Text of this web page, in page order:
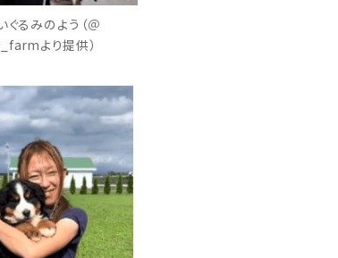
ぐるみのよう（＠
より提供）